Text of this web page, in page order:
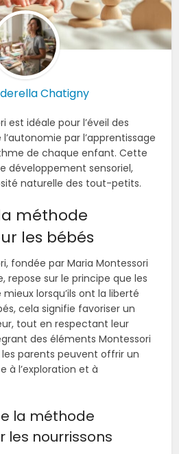
Chatigny
est idéale pour l’éveil des
par l’apprentissage
de chaque enfant. Cette
développement sensoriel,
naturelle des tout-petits.
méthode
les bébés
fondée par Maria Montessori
repose sur le principe que les
lorsqu’ils ont la liberté
cela signifie favoriser un
tout en respectant leur
des éléments Montessori
parents peuvent offrir un
à l’exploration et à
la méthode
les nourrissons